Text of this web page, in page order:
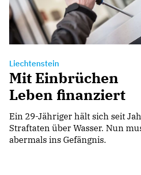
Liechtenstein
Mit Einbrüchen
Leben finanziert
Ein 29-Jähriger hält sich seit
Straftaten über Wasser. Nun
abermals ins Gefängnis.